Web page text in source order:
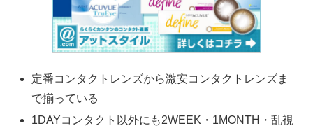
定番コンタクトレンズから激安コンタクトレンズま
で揃っている
1DAYコンタクト以外にも2WEEK・1MONTH・乱視